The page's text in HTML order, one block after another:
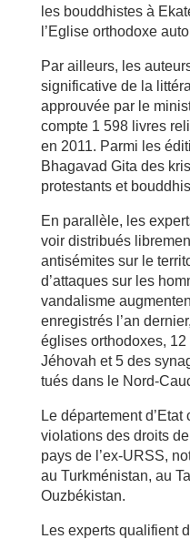
les bouddhistes à
l’Eglise orthodoxe
Par ailleurs, les
significative de la
approuvée par le
compte 1 598 livres
en 2011. Parmi les
Bhagavad Gita des
protestants et
En parallèle, les
voir distribués
antisémites sur le
d’attaques sur les
vandalisme
enregistrés l’an
églises orthodoxes,
Jéhovah et 5 des
tués dans le Nord-
Le département
violations des droits
pays de l’ex-URSS,
au Turkménistan, au
Ouzbékistan.
Les experts qualifient